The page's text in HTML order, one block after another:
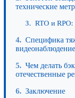
технические
RTO и RPO:
Специфика
видеонаблюдение
Чем делать
отечественные
Заключение